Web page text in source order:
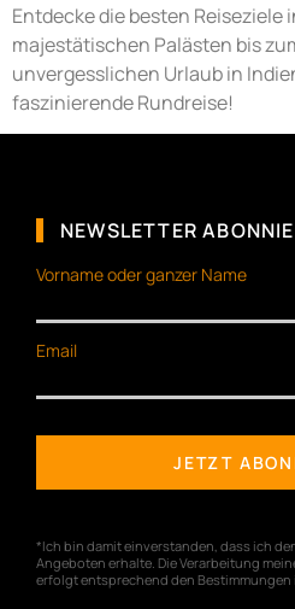
Entdecke die besten Reiseziele
majestätischen Palästen bis
unvergesslichen Urlaub in
faszinierende Rundreise!
NEWSLETTER
Vorname oder ganzer Name
Email
*Ich bin damit einverstanden, dass ich
Angeboten erhalte. Die Verarbeitung
erfolgt entsprechend den Bestimmungen